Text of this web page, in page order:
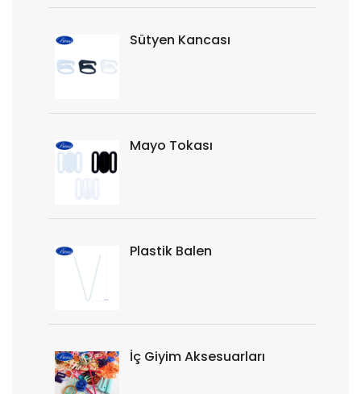
Sütyen Kancası
Mayo Tokası
Plastik Balen
İç Giyim Aksesuarları